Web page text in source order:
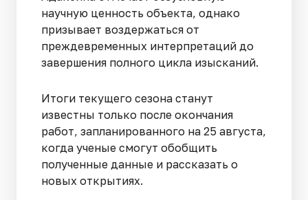
научную ценность объекта, однако
призывает воздержаться от
преждевременных интерпретаций до
завершения полного цикла изысканий.
Итоги текущего сезона станут
известны только после окончания
работ, запланированного на 25 августа,
когда ученые смогут обобщить
полученные данные и рассказать о
новых открытиях.